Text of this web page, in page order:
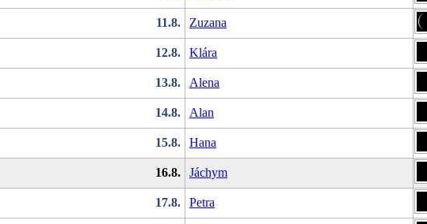
11.8. Zuzana
12.8. Klára
13.8. Alena
14.8. Alan
15.8. Hana
16.8. Jáchym
17.8. Petra